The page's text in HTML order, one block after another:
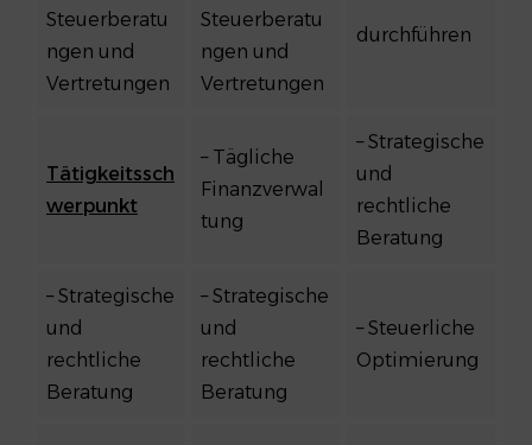
Steuerberatu
ngen und
Vertretungen
Steuerberatu
ngen und
Vertretungen
durchführen
Tätigkeitssch
werpunkt
– Tägliche
Finanzverwal
tung
– Strategische
und
rechtliche
Beratung
– Strategische
und
rechtliche
Beratung
– Strategische
und
rechtliche
Beratung
– Steuerliche
Optimierung